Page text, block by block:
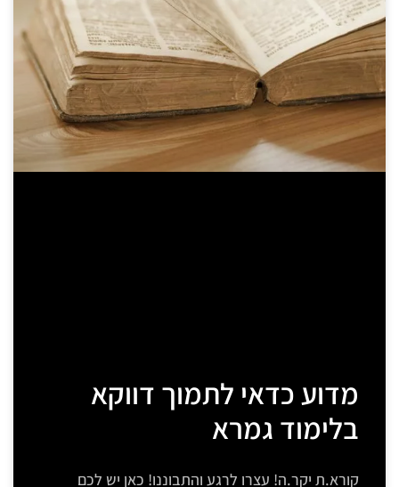
מדוע כדאי לתמוך דווקא
בלימוד גמרא
קורא.ת יקר.ה! עצרו לרגע והתבוננו! כאן יש לכם